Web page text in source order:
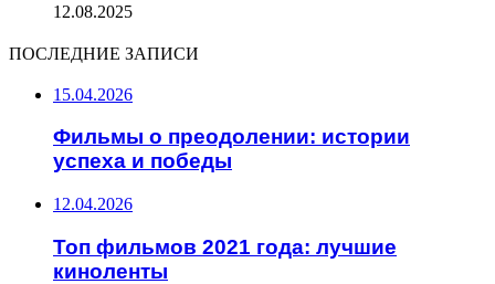
12.08.2025
ПОСЛЕДНИЕ ЗАПИСИ
15.04.2026
Фильмы о преодолении: истории
успеха и победы
12.04.2026
Топ фильмов 2021 года: лучшие
киноленты